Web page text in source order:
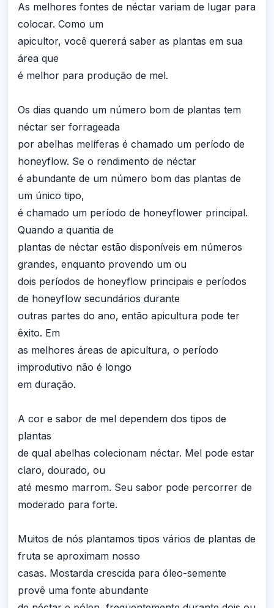
As melhores fontes de néctar variam de lugar para
colocar. Como um
apicultor, você quererá saber as plantas em sua
área que
é melhor para produção de mel.
Os dias quando um número bom de plantas tem
néctar ser forrageada
por abelhas melíferas é chamado um período de
honeyflow. Se o rendimento de néctar
é abundante de um número bom das plantas de
um único tipo,
é chamado um período de honeyflower principal.
Quando a quantia de
plantas de néctar estão disponíveis em números
grandes, enquanto provendo um ou
dois períodos de honeyflow principais e períodos
de honeyflow secundários durante
outras partes do ano, então apicultura pode ter
êxito. Em
as melhores áreas de apicultura, o período
improdutivo não é longo
em duração.
A cor e sabor de mel dependem dos tipos de
plantas
de qual abelhas colecionam néctar. Mel pode estar
claro, dourado, ou
até mesmo marrom. Seu sabor pode percorrer de
moderado para forte.
Muitos de nós plantamos tipos vários de plantas de
fruta se aproximam nosso
casas. Mostarda crescida para óleo-semente
provê uma fonte abundante